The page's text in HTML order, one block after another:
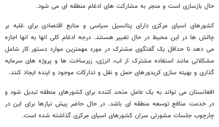
حال بازسازی است و منجر به مشارکت های ادغام منطقه ای می شود.
کشورهای اسیای مرکزی دارای پتانسیل سیاسی و منابع اقتصادی برای غلبه بر
چالش ها در این محیط در حال تغییر هستند. درجه ادغام کلی انها به انها اجازه
می دهد تا حداقل یک گفتگوی مشترک در مورد مهمترین موارد دستور کار شامل
مشکلاتی مانند استفاده مشترک از اب، انرژی، زیرساخت ها و پروژه های سرمایه
گذاری و بهینه سازی کریدورهای حمل و نقل و تدارکات موجود و اینده ایجاد کنند.
افغانستان می تواند به یک عامل متحد کننده برای کشورهای منطقه تبدیل شود و
در خدمت منافع توسعه منطقه ای باشد. در حال حاضر پیش نیازها برای این در
چارچوب جلسات مشورتی سران کشورهای اسیای مرکزی گذاشته شده است.